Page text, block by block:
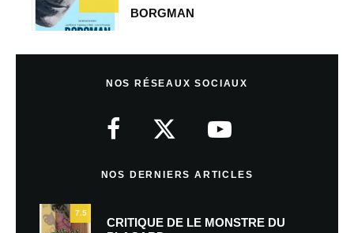
BORGMAN
NOS RÉSEAUX SOCIAUX
NOS DERNIERS ARTICLES
7.5
CRITIQUE DE LE MONSTRE DU